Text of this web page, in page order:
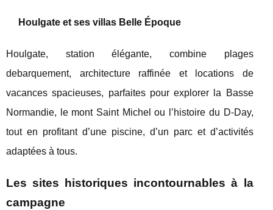
Houlgate et ses villas Belle Époque
Houlgate, station élégante, combine plages
debarquement, architecture raffinée et locations de
vacances spacieuses, parfaites pour explorer la Basse
Normandie, le mont Saint Michel ou l’histoire du D-Day,
tout en profitant d’une piscine, d’un parc et d’activités
adaptées à tous.
Les sites historiques incontournables à la
campagne